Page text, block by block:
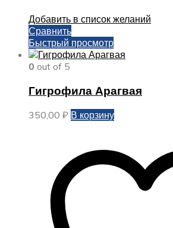
Добавить в список желаний
Сравнить
Быстрый просмотр
0 out of 5
Гигрофила Арагвая
350,00 ₽ В корзину